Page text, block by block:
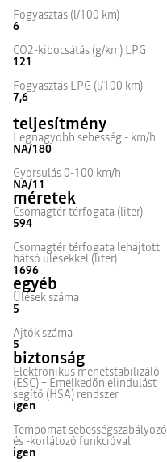
Fogyasztás (l/100 km)
6
CO2-kibocsátás (g/km) LPG
121
Fogyasztás LPG (l/100 km)
7,6
teljesítmény
Legnagyobb sebesség - km/h
NA/180
Gyorsulás 0-100 km/h
NA/11
méretek
Csomagtér térfogata (liter)
594
Csomagtér térfogata lehajtott
hátsó ülésekkel (liter)
1696
egyéb
Ülések száma
5
Ajtók száma
5
biztonság
Elektronikus menetstabilizáló
(ESC) + Emelkedőn elindulást
segítő (HSA) rendszer
igen
Tempomat sebességszabályozó
és -korlátozó funkcióval
igen